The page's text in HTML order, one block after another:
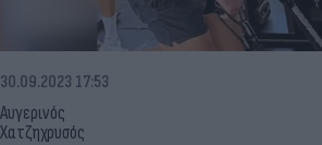
Αυγερινός
Χατζηχρυσός
30.09.2023 17:53